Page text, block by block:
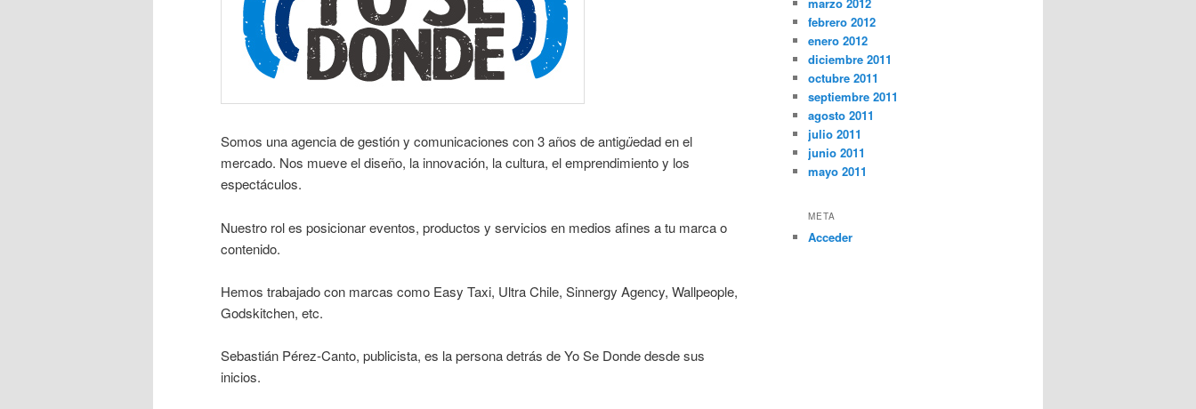
Somos una agencia de gestión y comunicaciones con 3 años de antigüedad en el
mercado. Nos mueve el diseño, la innovación, la cultura, el emprendimiento y los
espectáculos.
Nuestro rol es posicionar eventos, productos y servicios en medios afines a tu marca o
contenido.
Hemos trabajado con marcas como Easy Taxi, Ultra Chile, Sinnergy Agency, Wallpeople,
Godskitchen, etc.
Sebastián Pérez-Canto, publicista, es la persona detrás de Yo Se Donde desde sus
inicios.
marzo 2012
febrero 2012
enero 2012
diciembre 2011
octubre 2011
septiembre 2011
agosto 2011
julio 2011
junio 2011
mayo 2011
META
Acceder